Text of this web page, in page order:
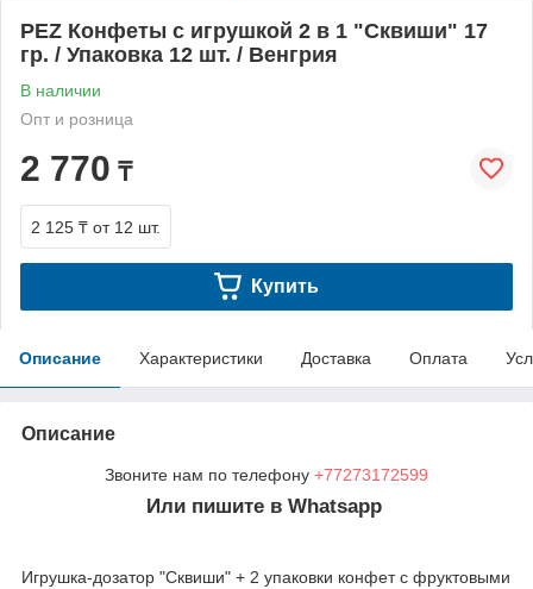
PEZ Конфеты с игрушкой 2 в 1 "Сквиши" 17
гр. / Упаковка 12 шт. / Венгрия
В наличии
Опт и розница
2 770 ₸
2 125 ₸ от 12 шт.
Купить
Описание Характеристики Доставка Оплата
Описание
Звоните нам по телефону +77273172599
Или пишите в Whatsapp
Игрушка-дозатор "Сквиши" + 2 упаковки конфет с фруктовыми